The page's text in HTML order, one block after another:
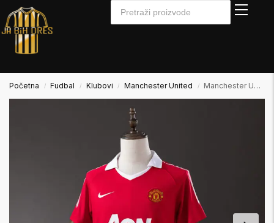
Početna / Fudbal / Klubovi / Manchester United / Manchester United 2010/2011 Home Domaći